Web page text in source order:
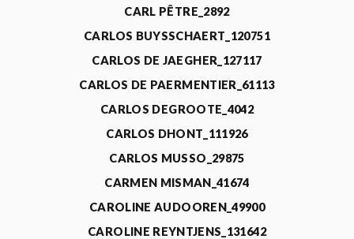
CARL PÊTRE_2892
CARLOS BUYSSCHAERT_120751
CARLOS DE JAEGHER_127117
CARLOS DE PAERMENTIER_61113
CARLOS DEGROOTE_4042
CARLOS DHONT_111926
CARLOS MUSSO_29875
CARMEN MISMAN_41674
CAROLINE AUDOOREN_49900
CAROLINE REYNTJENS_131642